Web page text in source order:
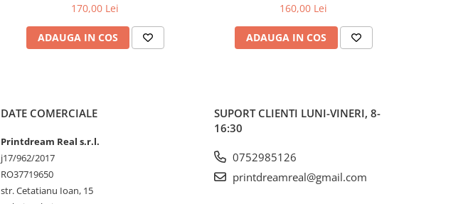
170,00 Lei
ADAUGA IN COS
160,00 Lei
ADAUGA IN COS
DATE COMERCIALE
Printdream Real s.r.l.
j17/962/2017
RO37719650
str. Cetatianu Ioan, 15
SUPORT CLIENTI LUNI-VINERI, 8-
16:30
0752985126
printdreamreal@gmail.com